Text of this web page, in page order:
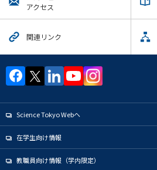
アクセス
関連リンク
Science Tokyo Webヘ
在学生向け情報
教職員向け情報（学内限定）